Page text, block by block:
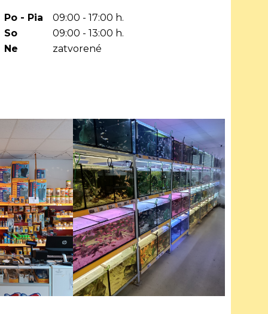
Po - Pia
09:00 - 17:00 h.
So
09:00 - 13:00 h.
Ne
zatvorené